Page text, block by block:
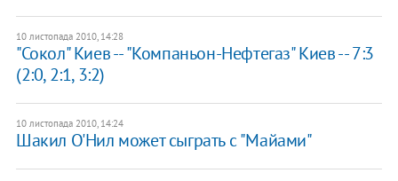
10 листопада 2010, 14:28
"Сокол" Киев -- "Компаньон-Нефтегаз" Киев -- 7:3
(2:0, 2:1, 3:2)
10 листопада 2010, 14:24
Шакил О'Нил может сыграть с "Майами"